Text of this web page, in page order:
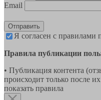
Email
Отправить
Я согласен с правилами
Правила публикации
• Публикация контента
происходит только после
показать правила